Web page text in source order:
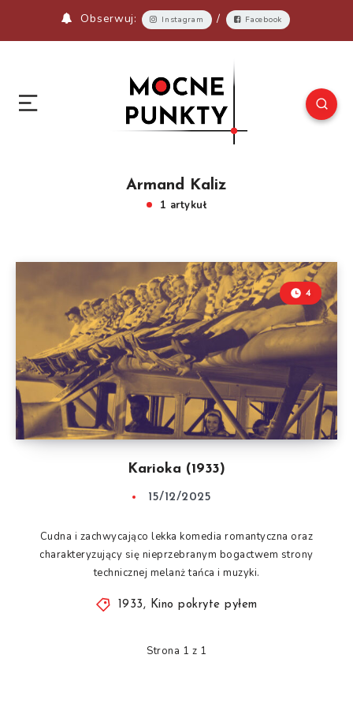
Obserwuj: Instagram / Facebook
Armand Kaliz
1 artykuł
Karioka (1933)
4
15/12/2025
Cudna i zachwycająco lekka komedia romantyczna oraz
charakteryzujący się nieprzebranym bogactwem strony
technicznej melanż tańca i muzyki.
1933, Kino pokryte pyłem
Strona 1 z 1